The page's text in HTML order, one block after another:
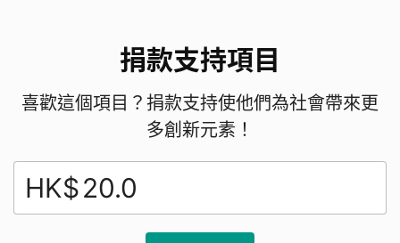
捐款支持項目
喜歡這個項目？捐款支持使他們為社會帶來更
多創新元素！
HK$